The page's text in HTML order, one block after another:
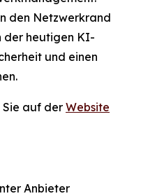
den Netzwerkrand
der heutigen KI-
und einen
auf der Website
Anbieter